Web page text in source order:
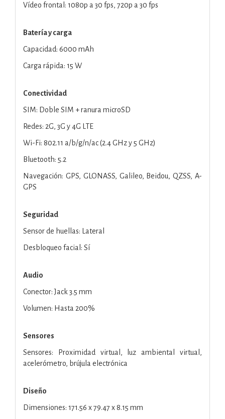
Vídeo frontal: 1080p a 30 fps, 720p a 30 fps
Batería y carga
Capacidad: 6000 mAh
Carga rápida: 15 W
Conectividad
SIM: Doble SIM + ranura microSD
Redes: 2G, 3G y 4G LTE
Wi-Fi: 802.11 a/b/g/n/ac (2.4 GHz y 5 GHz)
Bluetooth: 5.2
Navegación: GPS, GLONASS, Galileo, Beidou, QZSS, A-
GPS
Seguridad
Sensor de huellas: Lateral
Desbloqueo facial: Sí
Audio
Conector: Jack 3.5 mm
Volumen: Hasta 200%
Sensores
Sensores: Proximidad virtual, luz ambiental virtual,
acelerómetro, brújula electrónica
Diseño
Dimensiones: 171.56 x 79.47 x 8.15 mm